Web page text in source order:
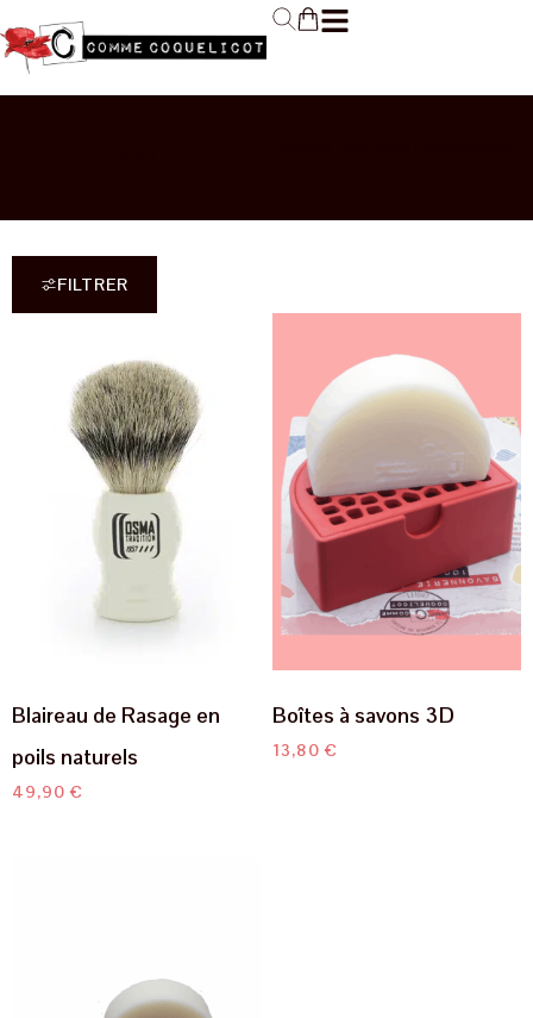
FILTRER
Blaireau de Rasage en
poils naturels
49,90€
Boîtes à savons 3D
13,80€